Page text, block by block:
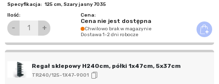
125 cm, Szary jasny 7035
- +
Cena nie jest dostępna
Chwilowo brak w magazynie
Dostawa 1-2 dni robocze
Regał sklepowy H240cm, półki 1x47cm, 5x37cm
TR240/125-1X47-9001